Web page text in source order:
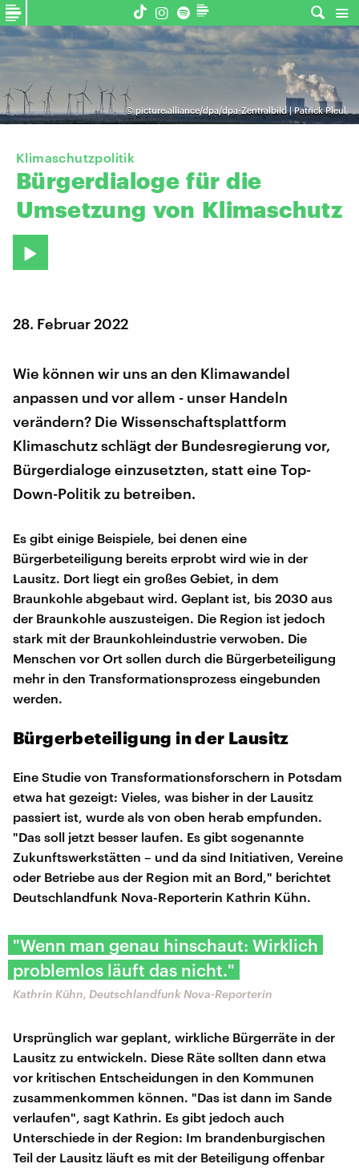
© picture alliance/dpa/dpa-Zentralbild | Patrick Pleul
Klimaschutzpolitik
Bürgerdialoge für die
Umsetzung von Klimaschutz
28. Februar 2022
Wie können wir uns an den Klimawandel
anpassen und vor allem - unser Handeln
verändern? Die Wissenschaftsplattform
Klimaschutz schlägt der Bundesregierung vor,
Bürgerdialoge einzusetzten, statt eine Top-
Down-Politik zu betreiben.
Es gibt einige Beispiele, bei denen eine
Bürgerbeteiligung bereits erprobt wird wie in der
Lausitz. Dort liegt ein großes Gebiet, in dem
Braunkohle abgebaut wird. Geplant ist, bis 2030 aus
der Braunkohle auszusteigen. Die Region ist jedoch
stark mit der Braunkohleindustrie verwoben. Die
Menschen vor Ort sollen durch die Bürgerbeteiligung
mehr in den Transformationsprozess eingebunden
werden.
Bürgerbeteiligung in der Lausitz
Eine Studie von Transformationsforschern in Potsdam
etwa hat gezeigt: Vieles, was bisher in der Lausitz
passiert ist, wurde als von oben herab empfunden.
"Das soll jetzt besser laufen. Es gibt sogenannte
Zukunftswerkstätten – und da sind Initiativen, Vereine
oder Betriebe aus der Region mit an Bord," berichtet
Deutschlandfunk Nova-Reporterin Kathrin Kühn.
"Wenn man genau hinschaut: Wirklich
problemlos läuft das nicht."
Kathrin Kühn, Deutschlandfunk Nova-Reporterin
Ursprünglich war geplant, wirkliche Bürgerräte in der
Lausitz zu entwickeln. Diese Räte sollten dann etwa
vor kritischen Entscheidungen in den Kommunen
zusammenkommen können. "Das ist dann im Sande
verlaufen", sagt Kathrin. Es gibt jedoch auch
Unterschiede in der Region: Im brandenburgischen
Teil der Lausitz läuft es mit der Beteiligung offenbar